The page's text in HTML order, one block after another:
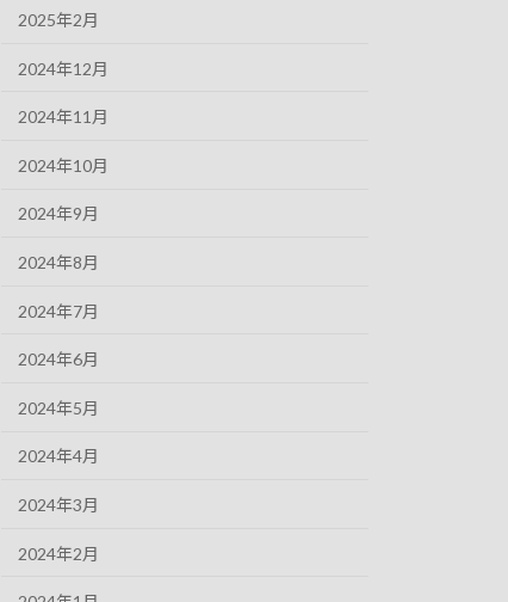
2025年2月
2024年12月
2024年11月
2024年10月
2024年9月
2024年8月
2024年7月
2024年6月
2024年5月
2024年4月
2024年3月
2024年2月